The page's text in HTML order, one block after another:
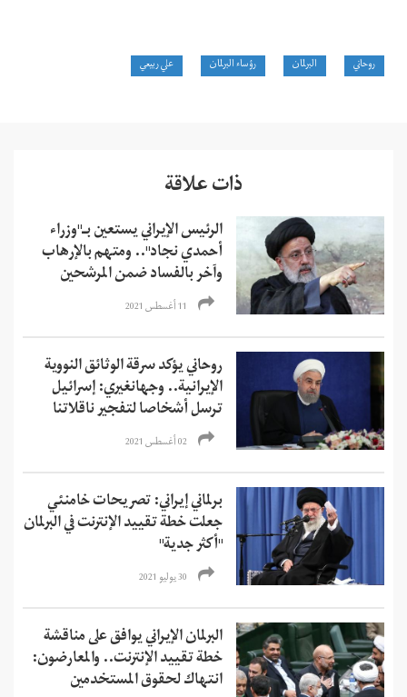
روحاني البرلمان رؤساء البرلمان علي ربيعي
ذات علاقة
الرئيس الإيراني يستعين بـ"وزراء
أحمدي نجاد".. ومتهم بالإرهاب
وآخر بالفساد ضمن المرشحين
11 أغسطس 2021
روحاني يؤكد سرقة الوثائق النووية
الإيرانية.. وجهانغيري: إسرائيل
ترسل أشخاصا لتفجير ناقلاتنا
02 أغسطس 2021
برلماني إيراني: تصريحات خامنئي
جعلت خطة تقييد الإنترنت في البرلمان
"أکثر جدية"
30 يوليو 2021
البرلمان الإيراني يوافق على مناقشة
خطة تقييد الإنترنت.. والمعارضون:
انتهاك لحقوق المستخدمين